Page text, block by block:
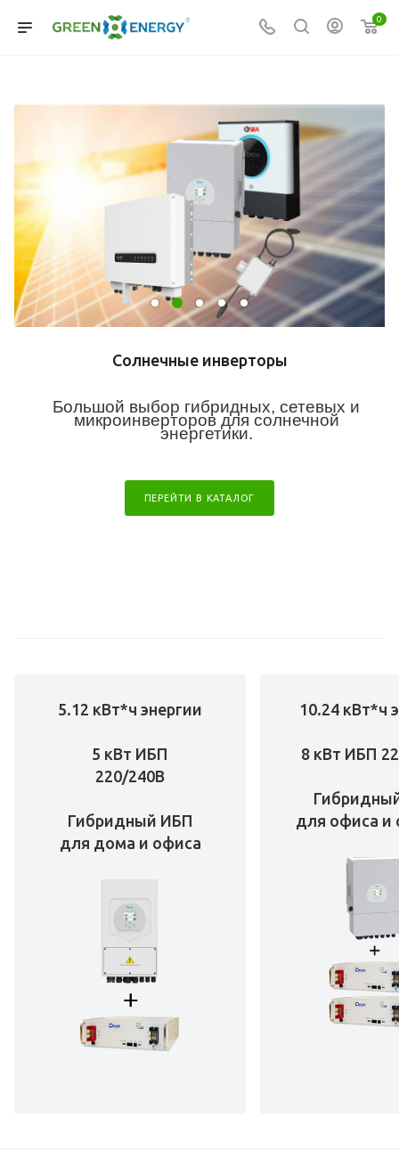
0
Солнечные инверторы
Большой выбор гибридных, сетевых и
микроинверторов для солнечной
энергетики.
ПЕРЕЙТИ В КАТАЛОГ
5.12 кВт*ч энергии
5 кВт ИБП
220/240В
Гибридный ИБП
для дома и офиса
10.24 кВт*ч
8 кВт ИБП
для офиса и